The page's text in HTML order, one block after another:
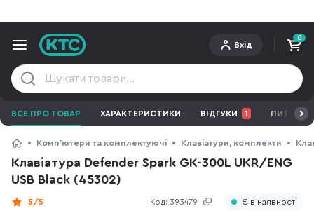
Вхід
0
ВСЕ ПРО ТОВАР ХАРАКТЕРИСТИКИ ВІДГУКИ 1 ПИТАННЯ
Компʼютери та комплектуючі Клавіатури, комплекти
Клавіатура Defender Spark GK-300L UKR/ENG
USB Black (45302)
Код: 393479
5/5 Є в наявності